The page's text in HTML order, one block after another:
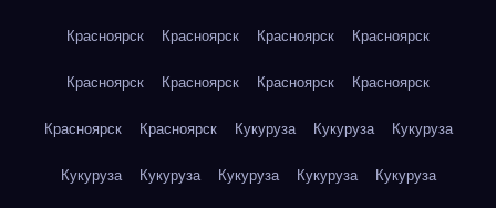
Красноярск Красноярск Красноярск Красноярск
Красноярск Красноярск Красноярск Красноярск
Красноярск Красноярск Кукуруза Кукуруза Кукуруза
Кукуруза Кукуруза Кукуруза Кукуруза Кукуруза